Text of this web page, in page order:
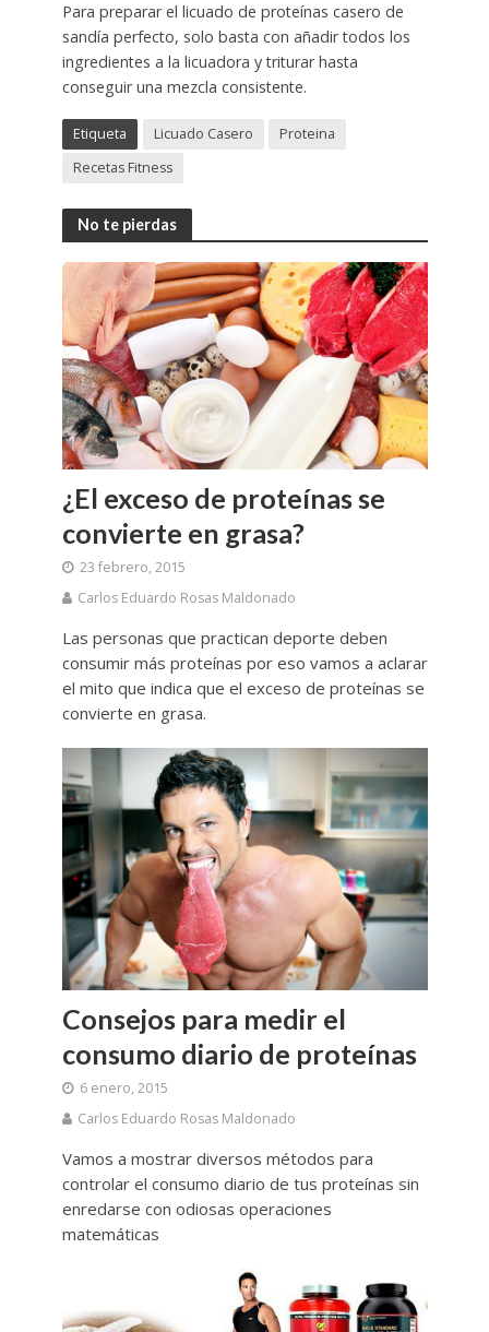
Para preparar el licuado de proteínas casero de
sandía perfecto, solo basta con añadir todos los
ingredientes a la licuadora y triturar hasta
conseguir una mezcla consistente.
Etiqueta Licuado Casero
Proteina
Recetas Fitness
No te pierdas
¿El exceso de proteínas se
convierte en grasa?
23 febrero, 2015
Carlos Eduardo Rosas Maldonado
Las personas que practican deporte deben
consumir más proteínas por eso vamos a aclarar
el mito que indica que el exceso de proteínas se
convierte en grasa.
Consejos para medir el
consumo diario de proteínas
6 enero, 2015
Carlos Eduardo Rosas Maldonado
Vamos a mostrar diversos métodos para
controlar el consumo diario de tus proteínas sin
enredarse con odiosas operaciones
matemáticas